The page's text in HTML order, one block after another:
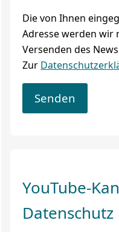
Die von Ihnen
Adresse werden wir
Versenden des
Zur
YouTube-
Datenschutz